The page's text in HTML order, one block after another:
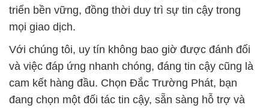
triển bền vững, đồng thời duy trì sự tin cậy trong
mọi giao dịch.
Với chúng tôi, uy tín không bao giờ được đánh đổi
và việc đáp ứng nhanh chóng, đáng tin cậy cũng là
cam kết hàng đầu. Chọn Đắc Trường Phát, bạn
đang chọn một đối tác tin cậy, sẵn sàng hỗ trợ và